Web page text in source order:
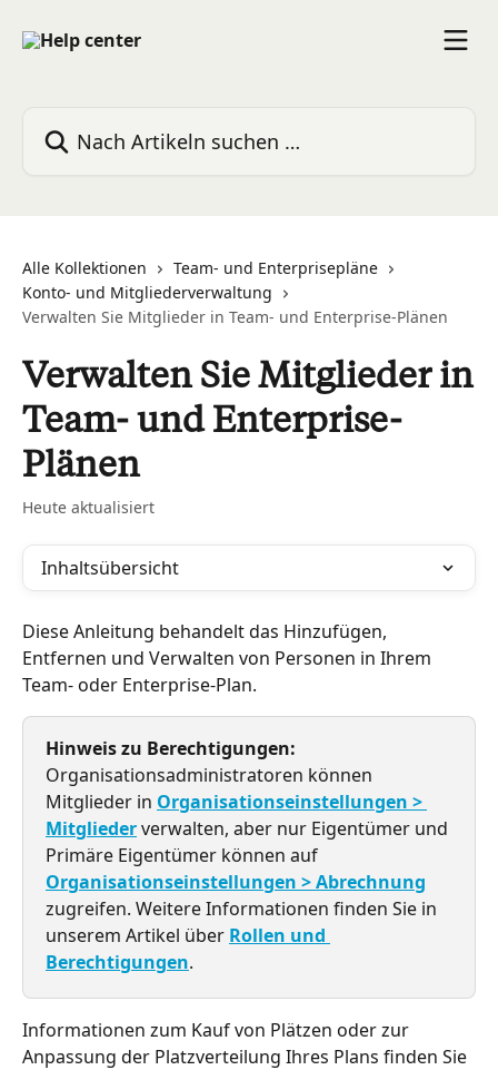
Alle Kollektionen
Team- und Enterprisepläne
Konto- und Mitgliederverwaltung
Verwalten Sie Mitglieder in Team- und Enterprise-Plänen
Verwalten Sie Mitglieder in
Team- und Enterprise-
Plänen
Heute aktualisiert
Inhaltsübersicht
Diese Anleitung behandelt das Hinzufügen,
Entfernen und Verwalten von Personen in Ihrem
Team- oder Enterprise-Plan.
Hinweis zu Berechtigungen:
Organisationsadministratoren können
Mitglieder in Organisationseinstellungen >
Mitglieder verwalten, aber nur Eigentümer und
Primäre Eigentümer können auf
Organisationseinstellungen > Abrechnung
zugreifen. Weitere Informationen finden Sie in
unserem Artikel über Rollen und
Berechtigungen.
Informationen zum Kauf von Plätzen oder zur
Anpassung der Platzverteilung Ihres Plans finden Sie